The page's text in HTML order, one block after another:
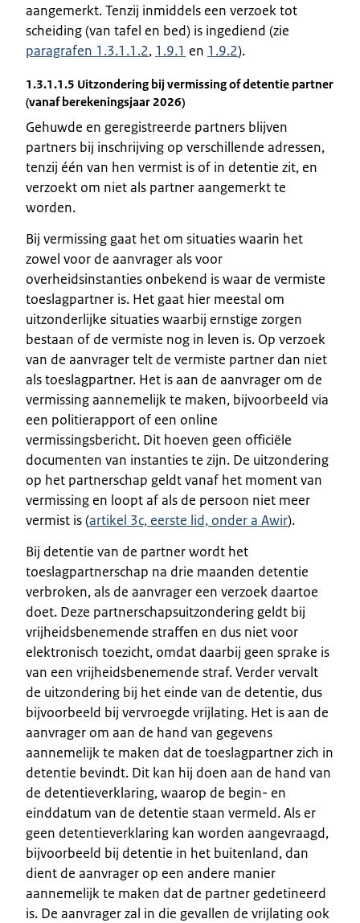
aangemerkt. Tenzij inmiddels een verzoek tot
scheiding (van tafel en bed) is ingediend (zie
paragrafen 1.3.1.1.2, 1.9.1 en 1.9.2).
1.3.1.1.5 Uitzondering bij vermissing of detentie partner
(vanaf berekeningsjaar 2026)
Gehuwde en geregistreerde partners blijven
partners bij inschrijving op verschillende adressen,
tenzij één van hen vermist is of in detentie zit, en
verzoekt om niet als partner aangemerkt te
worden.
Bij vermissing gaat het om situaties waarin het
zowel voor de aanvrager als voor
overheidsinstanties onbekend is waar de vermiste
toeslagpartner is. Het gaat hier meestal om
uitzonderlijke situaties waarbij ernstige zorgen
bestaan of de vermiste nog in leven is. Op verzoek
van de aanvrager telt de vermiste partner dan niet
als toeslagpartner. Het is aan de aanvrager om de
vermissing aannemelijk te maken, bijvoorbeeld via
een politierapport of een online
vermissingsbericht. Dit hoeven geen officiële
documenten van instanties te zijn. De uitzondering
op het partnerschap geldt vanaf het moment van
vermissing en loopt af als de persoon niet meer
vermist is (artikel 3c, eerste lid, onder a Awir).
Bij detentie van de partner wordt het
toeslagpartnerschap na drie maanden detentie
verbroken, als de aanvrager een verzoek daartoe
doet. Deze partnerschapsuitzondering geldt bij
vrijheidsbenemende straffen en dus niet voor
elektronisch toezicht, omdat daarbij geen sprake is
van een vrijheidsbenemende straf. Verder vervalt
de uitzondering bij het einde van de detentie, dus
bijvoorbeeld bij vervroegde vrijlating. Het is aan de
aanvrager om aan de hand van gegevens
aannemelijk te maken dat de toeslagpartner zich in
detentie bevindt. Dit kan hij doen aan de hand van
de detentieverklaring, waarop de begin- en
einddatum van de detentie staan vermeld. Als er
geen detentieverklaring kan worden aangevraagd,
bijvoorbeeld bij detentie in het buitenland, dan
dient de aanvrager op een andere manier
aannemelijk te maken dat de partner gedetineerd
is. De aanvrager zal in die gevallen de vrijlating ook